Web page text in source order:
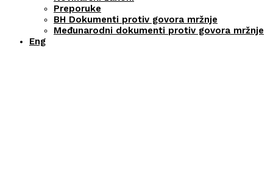
Preporuke
BH Dokumenti protiv govora mržnje
Međunarodni dokumenti protiv govora mržnje
Eng